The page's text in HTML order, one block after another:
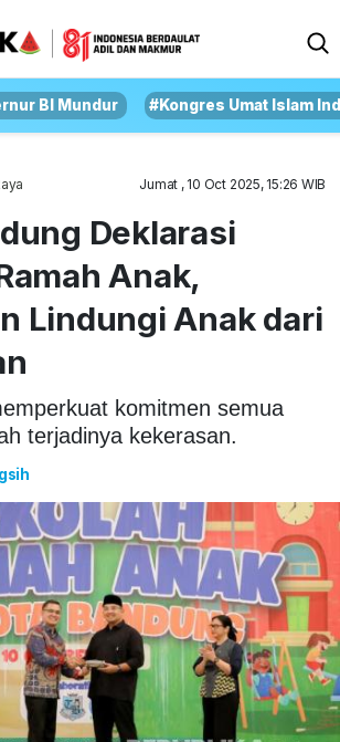
BI Mundur #Kongres Umat Islam
Jumat , 10 Oct 2025, 15:26 WIB
Deklarasi
Anak,
Lindungi Anak dari
komitmen semua
terjadinya kekerasan.